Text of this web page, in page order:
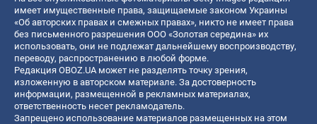
имеет имущественные права, защищаемые законом Украины
«Об авторских правах и смежных правах», никто не имеет права
без письменного разрешения ООО «Золотая середина» их
использовать, они не подлежат дальнейшему воспроизводству,
переводу, распространению в любой форме.
Редакция OBOZ.UA может не разделять точку зрения,
изложенную в авторском материале. За достоверность
информации, размещенной в рекламных материалах,
ответственность несет рекламодатель.
Запрещено использование материалов размещенных на этом